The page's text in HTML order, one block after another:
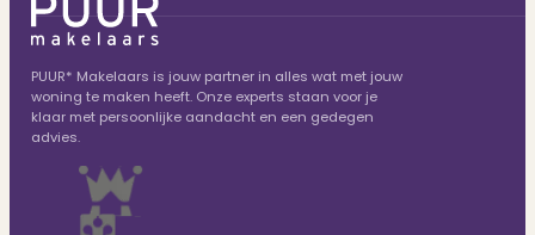
PUUR* Makelaars is jouw partner in alles wat met jouw
woning te maken heeft. Onze experts staan voor je
klaar met persoonlijke aandacht en een gedegen
advies.